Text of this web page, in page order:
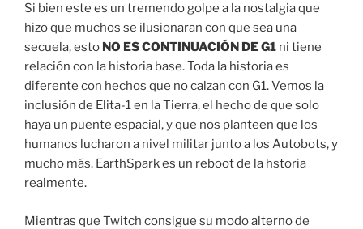
Si bien este es un tremendo golpe a la nostalgia que
hizo que muchos se ilusionaran con que sea una
secuela, esto NO ES CONTINUACIÓN DE G1 ni tiene
relación con la historia base. Toda la historia es
diferente con hechos que no calzan con G1. Vemos la
inclusión de Elita-1 en la Tierra, el hecho de que solo
haya un puente espacial, y que nos planteen que los
humanos lucharon a nivel militar junto a los Autobots, y
mucho más. EarthSpark es un reboot de la hstoria
realmente.
Mientras que Twitch consigue su modo alterno de